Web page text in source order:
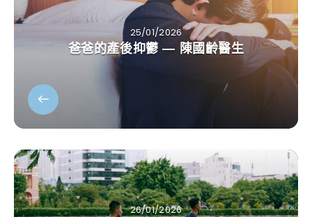
25/01/2026
爸爸的產後抑鬱 — 陳國齡醫生
26/01/2026